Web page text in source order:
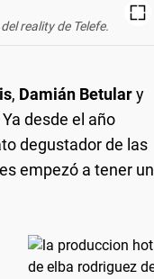
reality de Telefe.
, Damián Betulary
desde el año
degustador de las
empezó a tener un